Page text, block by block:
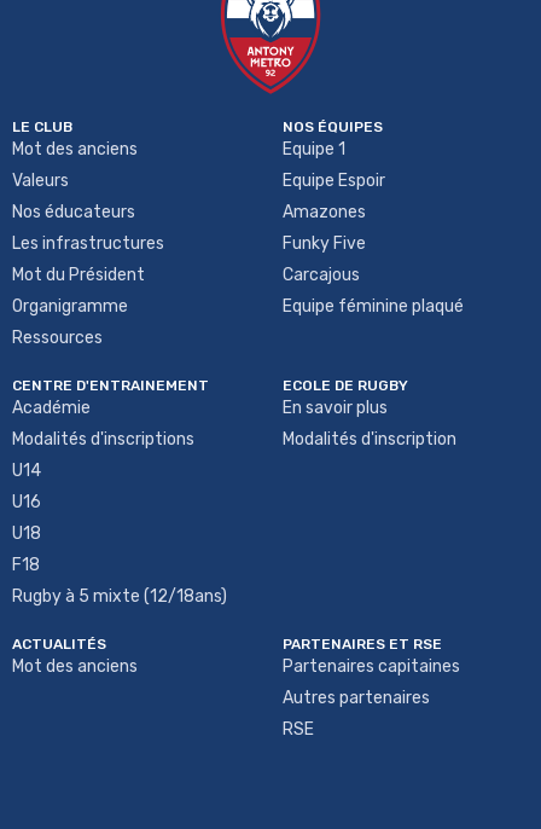
LE CLUB
Mot des anciens
Valeurs
Nos éducateurs
Les infrastructures
Mot du Président
Organigramme
Ressources
NOS ÉQUIPES
Equipe 1
Equipe Espoir
Amazones
Funky Five
Carcajous
Equipe féminine plaqué
CENTRE D'ENTRAINEMENT
Académie
Modalités d'inscriptions
U14
U16
U18
F18
Rugby à 5 mixte (12/18ans)
ECOLE DE RUGBY
En savoir plus
Modalités d'inscription
ACTUALITÉS
Mot des anciens
PARTENAIRES ET RSE
Partenaires capitaines
Autres partenaires
RSE